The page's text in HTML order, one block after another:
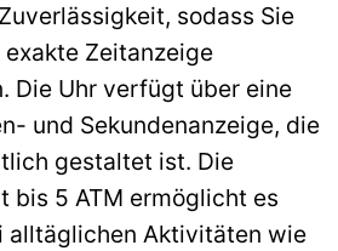
sodass Sie
Zeitanzeige
Die Uhr verfügt über eine
und Sekundenanzeige, die
gestaltet ist. Die
bis 5 ATM ermöglicht es
alltäglichen Aktivitäten wie